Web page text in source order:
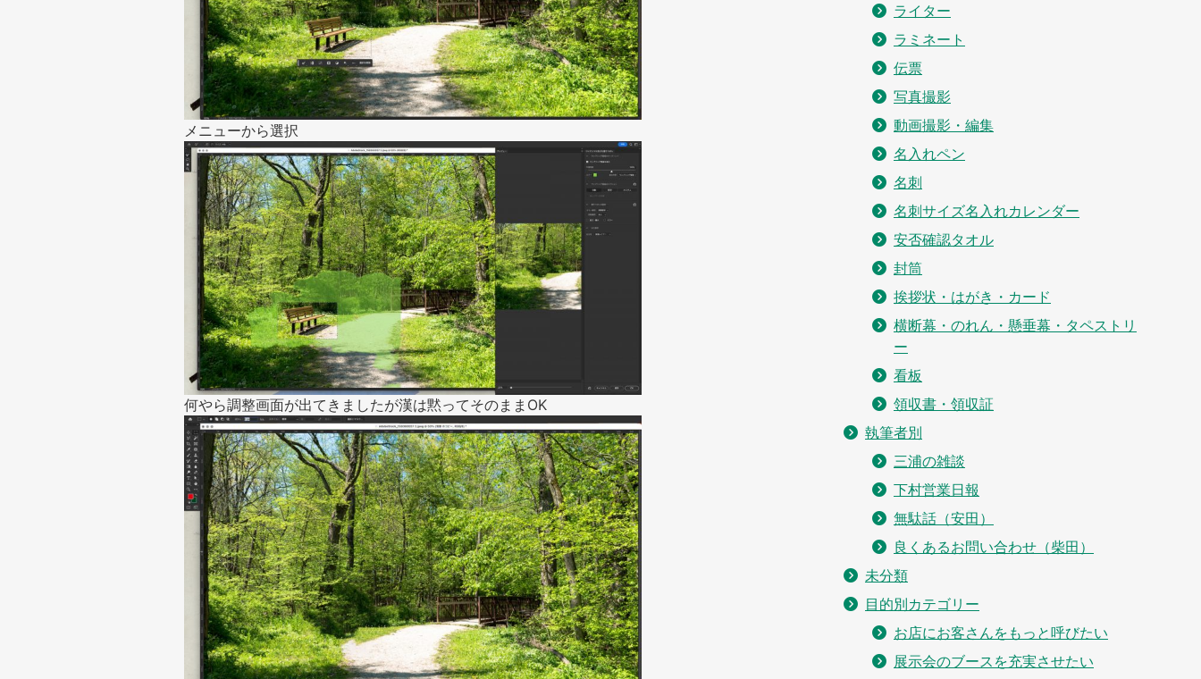
メニューから選択
何やら調整画面が出てきましたが漢は黙ってそのままOK
ライター
ラミネート
伝票
写真撮影
動画撮影・編集
名入れペン
名刺
名刺サイズ名入れカレンダー
安否確認タオル
封筒
挨拶状・はがき・カード
横断幕・のれん・懸垂幕・タペストリ
ー
看板
領収書・領収証
執筆者別
三浦の雑談
下村営業日報
無駄話（安田）
良くあるお問い合わせ（柴田）
未分類
目的別カテゴリー
お店にお客さんをもっと呼びたい
展示会のブースを充実させたい